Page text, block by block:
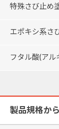
特殊さび止め
エポキシ系さ
フタル酸(ア
製品規格か